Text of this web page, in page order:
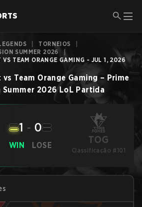
TORNEIOS
SUMMER 2026
|
VS TEAM ORANGE GAMING - JUL 1, 2026
vs Team Orange Gaming – Prime
Summer 2026 LoL Partida
WIN
1 - 0
LOSE TOG
Classificação #101